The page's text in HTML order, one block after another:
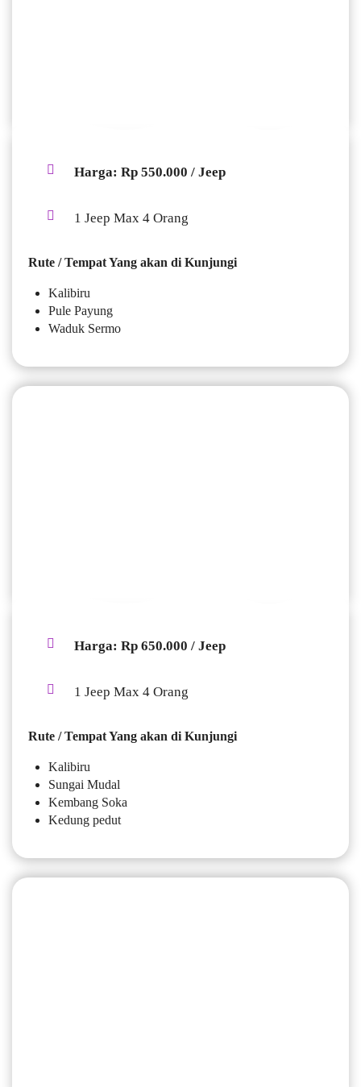
Harga: Rp 550.000 / Jeep
1 Jeep Max 4 Orang
Rute / Tempat Yang akan di Kunjungi
Kalibiru
Pule Payung
Waduk Sermo
Harga: Rp 650.000 / Jeep
1 Jeep Max 4 Orang
Rute / Tempat Yang akan di Kunjungi
Kalibiru
Sungai Mudal
Kembang Soka
Kedung pedut